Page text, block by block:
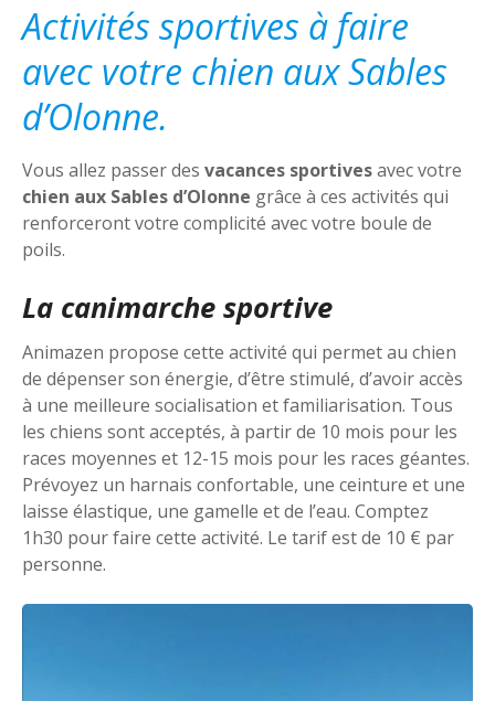
Activités sportives à faire
avec votre chien aux Sables
d’Olonne.
Vous allez passer des vacances sportivesavec votre
chien aux Sables d’Olonne grâce à ces activités qui
renforceront votre complicité avec votre boule de
poils.
La canimarche sportive
Animazen propose cette activité qui permet au chien
de dépenser son énergie, d’être stimulé, d’avoir accès
à une meilleure socialisation et familiarisation. Tous
les chiens sont acceptés, à partir de 10 mois pour les
races moyennes et 12-15 mois pour les races géantes.
Prévoyez un harnais confortable, une ceinture et une
laisse élastique, une gamelle et de l’eau. Comptez
1h30 pour faire cette activité. Le tarif est de 10 € par
personne.